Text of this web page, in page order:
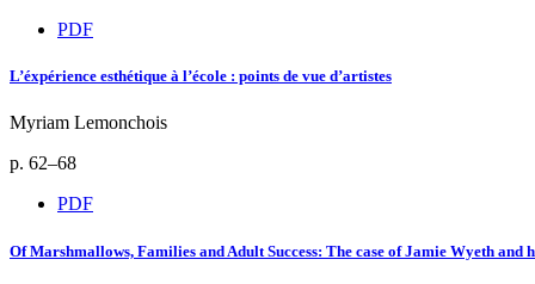
PDF
L’éxpérience esthétique à l’école : points de vue d’artistes
Myriam Lemonchois
p. 62–68
PDF
Of Marshmallows, Families and Adult Success: The case of Jamie Wyeth and